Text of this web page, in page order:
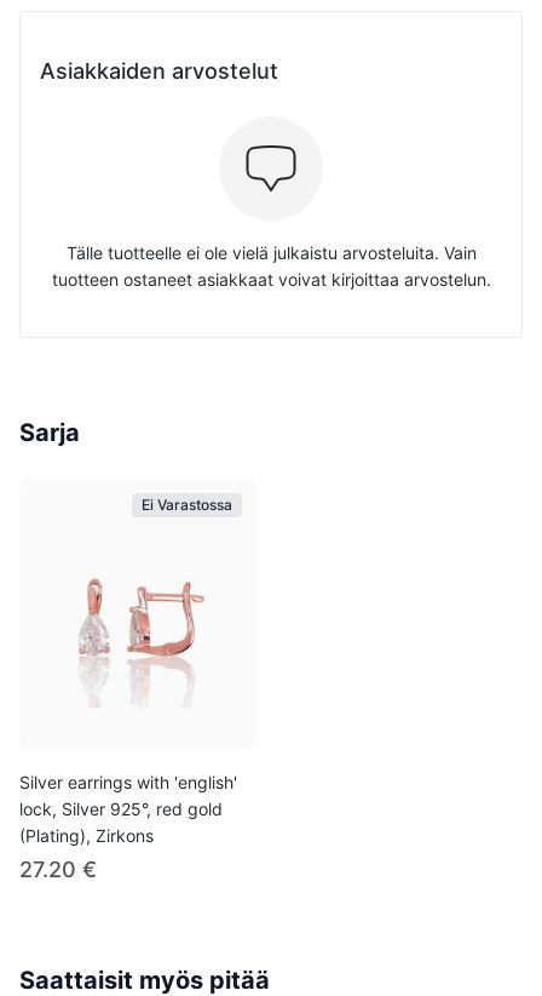
Asiakkaiden arvostelut
Tälle tuotteelle ei ole vielä julkaistu arvosteluita. Vain
tuotteen ostaneet asiakkaat voivat kirjoittaa arvostelun.
Sarja
Ei Varastossa
Silver earrings with 'english'
lock, Silver 925°, red gold
(Plating), Zirkons
27.20 €
Saattaisit myös pitää